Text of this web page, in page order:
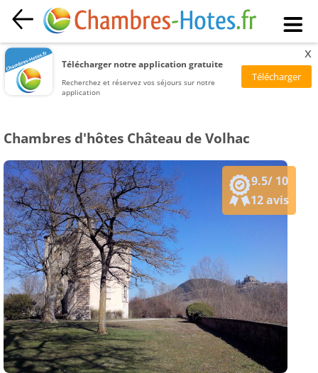
Télécharger notre application gratuite
Recherchez et réservez vos séjours sur notre
application
x
Chambres d'hôtes Château de Volhac
9.5/ 10
12 avis